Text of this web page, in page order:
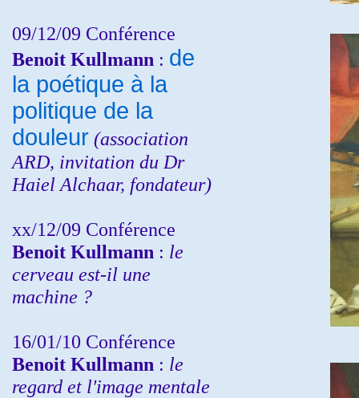
09/12/09 Conférence
Benoit Kullmann : de
la poétique à la
politique de la
douleur (association
ARD, invitation du Dr
Haiel Alchaar, fondateur)
xx/12/09 Conférence
Benoit Kullmann : le
cerveau est-il une
machine ?
16/01/10 Conférence
Benoit Kullmann : le
regard et l'image mentale